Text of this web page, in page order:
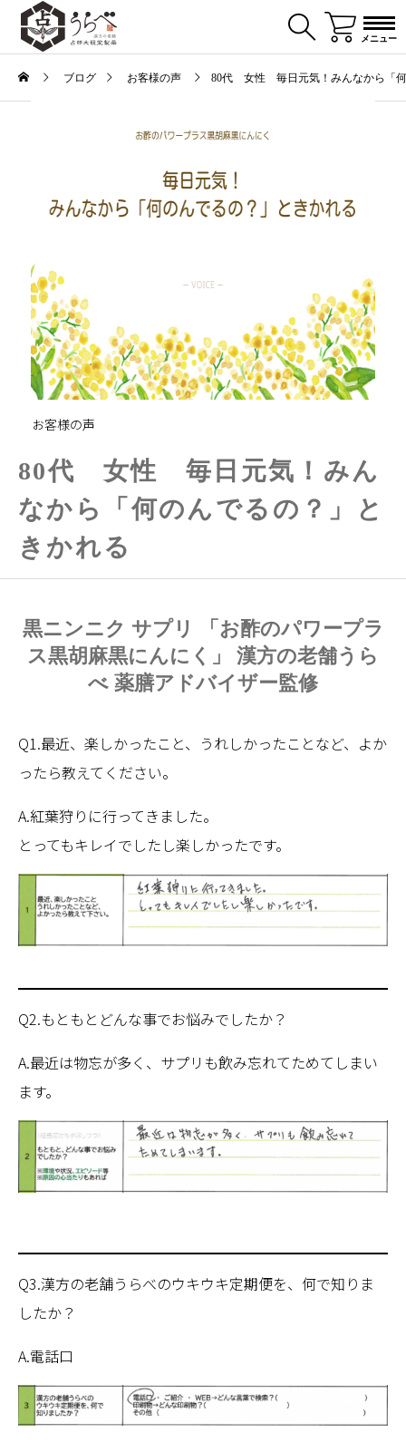
メニュー
ブログ お客様の声 80代 女性 毎日元気！みんなから「何
お客様の声
80代 女性 毎日元気！みん
なから「何のんでるの？」と
きかれる
黒ニンニク サプリ 「お酢のパワープラ
ス黒胡麻黒にんにく」 漢方の老舗うら
べ 薬膳アドバイザー監修
Q1.最近、楽しかったこと、うれしかったことなど、よか
ったら教えてください。
A.紅葉狩りに行ってきました。
とってもキレイでしたし楽しかったです。
Q2.もともとどんな事でお悩みでしたか？
A.最近は物忘が多く、サプリも飲み忘れてためてしまい
ます。
Q3.漢方の老舗うらべのウキウキ定期便を、何で知りま
したか？
A.電話口